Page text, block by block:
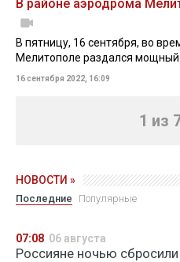
В районе аэродрома
В пятницу, 16 сентября, во
Мелитополе раздался
16 сентября 2022, 16:09
1 из
НОВОСТИ »
Последние Популярные
07:08 06 августа
Россияне ночью